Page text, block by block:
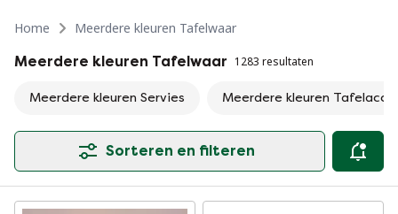
Home
Meerdere kleuren Tafelwaar
Meerdere kleuren Tafelwaar 1283 resultaten
Meerdere kleuren Servies Meerdere kleuren
Sorteren en filteren